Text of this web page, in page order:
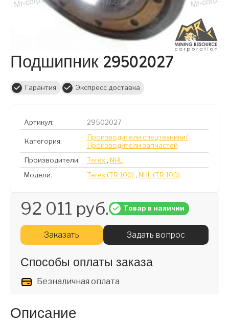
Подшипник 29502027
Гарантия Экспресс доставка
Артикул: 29502027
Категория:
Производители спецтехники/
Производители запчастей
Производители:
Terex , NHL
Модели:
Terex (TR 100) , NHL (TR 100)
92 011 руб. Товар в наличии
Заказать Задать вопрос
Способы оплаты заказа
Безналичная оплата
Описание